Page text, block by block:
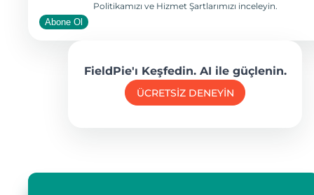
Politikamızı ve Hizmet Şartlarımızı inceleyin.
Abone Ol
FieldPie'ı Keşfedin. AI ile güçlenin.
ÜCRETSİZ DENEYİN